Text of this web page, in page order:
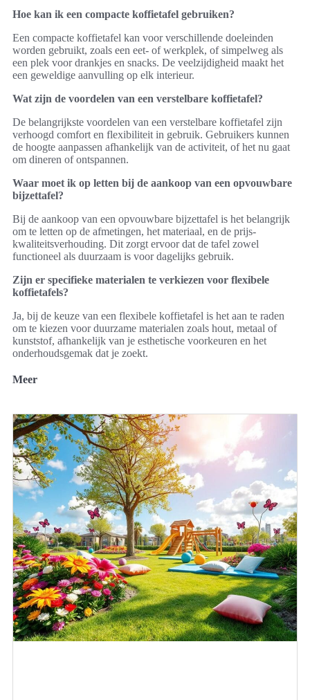
Hoe kan ik een compacte koffietafel gebruiken?
Een compacte koffietafel kan voor verschillende doeleinden
worden gebruikt, zoals een eet- of werkplek, of simpelweg als
een plek voor drankjes en snacks. De veelzijdigheid maakt het
een geweldige aanvulling op elk interieur.
Wat zijn de voordelen van een verstelbare koffietafel?
De belangrijkste voordelen van een verstelbare koffietafel zijn
verhoogd comfort en flexibiliteit in gebruik. Gebruikers kunnen
de hoogte aanpassen afhankelijk van de activiteit, of het nu gaat
om dineren of ontspannen.
Waar moet ik op letten bij de aankoop van een opvouwbare
bijzettafel?
Bij de aankoop van een opvouwbare bijzettafel is het belangrijk
om te letten op de afmetingen, het materiaal, en de prijs-
kwaliteitsverhouding. Dit zorgt ervoor dat de tafel zowel
functioneel als duurzaam is voor dagelijks gebruik.
Zijn er specifieke materialen te verkiezen voor flexibele
koffietafels?
Ja, bij de keuze van een flexibele koffietafel is het aan te raden
om te kiezen voor duurzame materialen zoals hout, metaal of
kunststof, afhankelijk van je esthetische voorkeuren en het
onderhoudsgemak dat je zoekt.
Meer